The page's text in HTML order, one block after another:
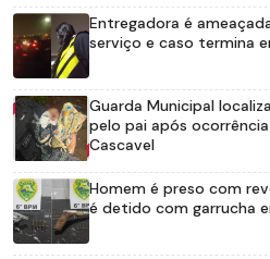
Entregadora é
serviço e caso termina
Guarda Municipal
pelo pai após
Cascavel
Homem é preso com
é detido com garrucha